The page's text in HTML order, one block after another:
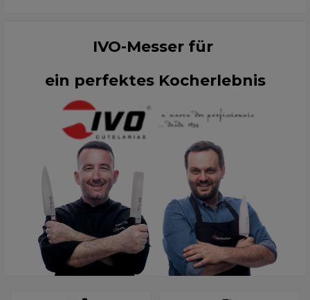
IVO-Messer für
ein perfektes Kocherlebnis